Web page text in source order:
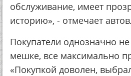
обслуживание, имеет
историю», - отмечает
Покупатели однозначно
мешке, все максимально
«Покупкой доволен,